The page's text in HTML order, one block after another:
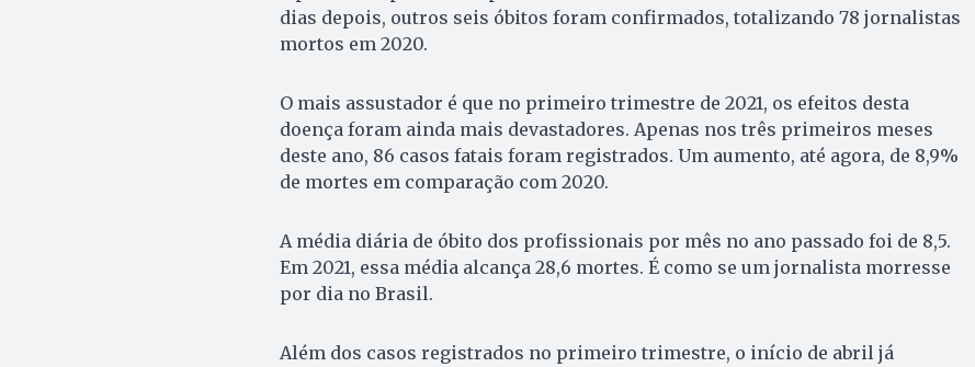
dias depois, outros seis óbitos foram confirmados, totalizando 78 jornalistas
mortos em 2020.
O mais assustador é que no primeiro trimestre de 2021, os efeitos desta
doença foram ainda mais devastadores. Apenas nos três primeiros meses
deste ano, 86 casos fatais foram registrados. Um aumento, até agora, de 8,9%
de mortes em comparação com 2020.
A média diária de óbito dos profissionais por mês no ano passado foi de 8,5.
Em 2021, essa média alcança 28,6 mortes. É como se um jornalista morresse
por dia no Brasil.
Além dos casos registrados no primeiro trimestre, o início de abril já